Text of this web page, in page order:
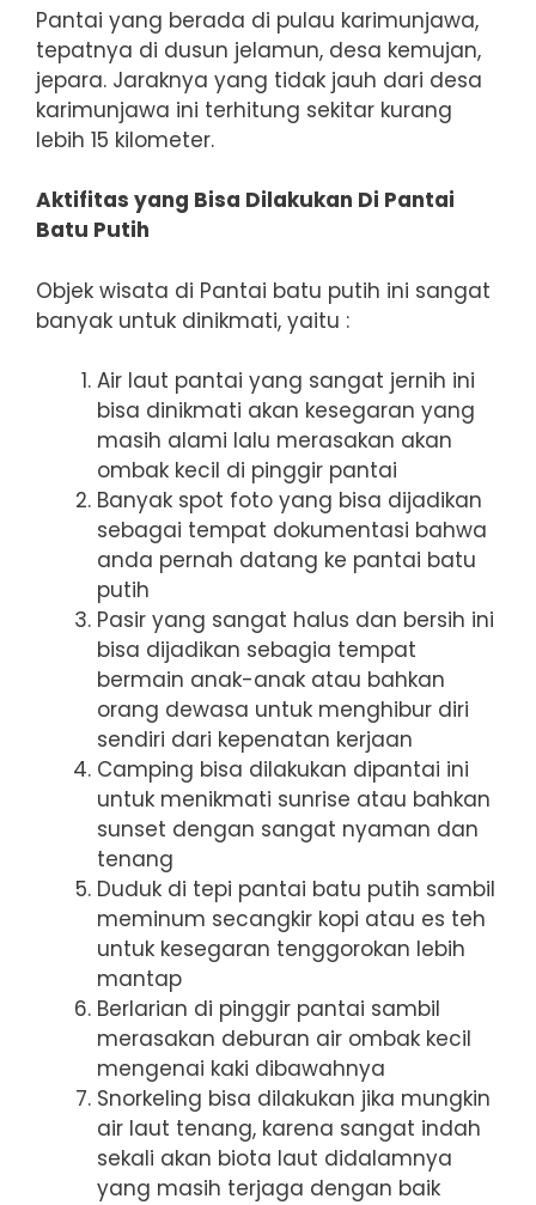
Pantai yang berada di pulau karimunjawa,
tepatnya di dusun jelamun, desa kemujan,
jepara. Jaraknya yang tidak jauh dari desa
karimunjawa ini terhitung sekitar kurang
lebih 15 kilometer.
Aktifitas yang Bisa Dilakukan Di Pantai
Batu Putih
Objek wisata di Pantai batu putih ini sangat
banyak untuk dinikmati, yaitu :
Air laut pantai yang sangat jernih ini
bisa dinikmati akan kesegaran yang
masih alami lalu merasakan akan
ombak kecil di pinggir pantai
Banyak spot foto yang bisa dijadikan
sebagai tempat dokumentasi bahwa
anda pernah datang ke pantai batu
putih
Pasir yang sangat halus dan bersih ini
bisa dijadikan sebagia tempat
bermain anak-anak atau bahkan
orang dewasa untuk menghibur diri
sendiri dari kepenatan kerjaan
Camping bisa dilakukan dipantai ini
untuk menikmati sunrise atau bahkan
sunset dengan sangat nyaman dan
tenang
Duduk di tepi pantai batu putih sambil
meminum secangkir kopi atau es teh
untuk kesegaran tenggorokan lebih
mantap
Berlarian di pinggir pantai sambil
merasakan deburan air ombak kecil
mengenai kaki dibawahnya
Snorkeling bisa dilakukan jika mungkin
air laut tenang, karena sangat indah
sekali akan biota laut didalamnya
yang masih terjaga dengan baik